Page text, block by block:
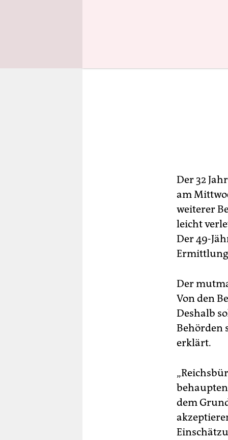
Der 32
am
weiterer
leicht
Der 49-
Der
Von den
Deshalb
Behörden
erklärt.
behaupten
dem